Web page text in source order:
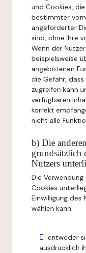
und Cookies,
bestimmter
angeforderter
sind, ohne Ihre
Wenn der
beispielsweise
angebotenen
die Gefahr,
zugreifen kann
verfügbaren
korrekt
nicht alle
b) Die
grundsätzlich
Nutzers
Die
Cookies
Einwilligung des
wählen kann:
entweder
ausdrücklich